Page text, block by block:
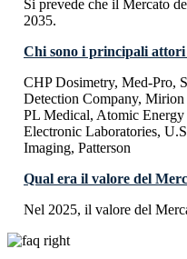
Si prevede che il Mercato
2035.
Chi sono i principali attori
CHP Dosimetry, Med-Pro,
Detection Company,
PL Medical, Atomic
Electronic Laboratories,
Imaging, Patterson
Qual era il valore del
Nel 2025, il valore del